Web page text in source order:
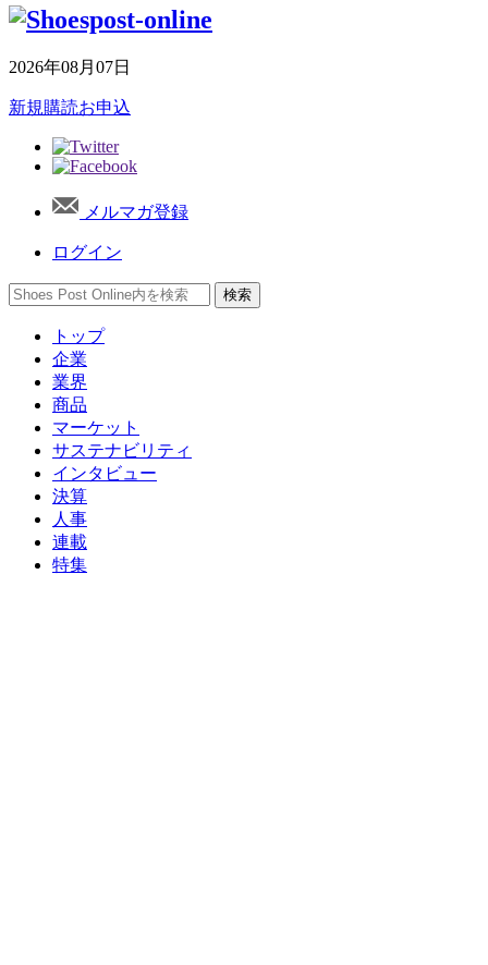
2026年08月07日
新規購読お申込
メルマガ登録
ログイン
トップ
企業
業界
商品
マーケット
サステナビリティ
インタビュー
決算
人事
連載
特集